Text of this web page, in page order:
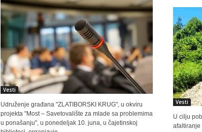
Vesti
Udruženje građana "ZLATIBORSKI KRUG", u okviru
projekta "Most – Savetovalište za mlade sa problemima
u ponašanju", u ponedeljak 10. juna, u čajetinskoj
Vesti
U cilju
afaltiranje